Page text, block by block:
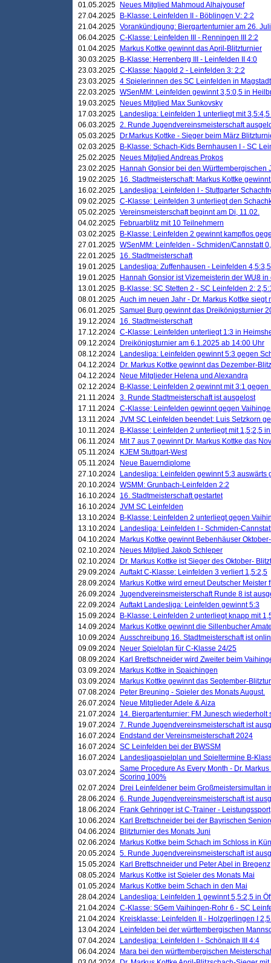
01.05.2025
Neues Mitglied Mahmoud Alhajyousef
27.04.2025
B-Klasse: Leinfelden II - Böblingen V: 2:2
21.04.2025 Vorankündigung: Biergartenturnier am 26. Juli
06.04.2025 C-Klasse: Leinfelden III - Renningen III 2:2
01.04.2025
Markus Kottke gewinnt das April-Blitzturnier
30.03.2025
B-Klasse: Herrenberg III - Leinfelden II 4:0
23.03.2025 C-Klasse: Nagold 2 - Leinfelden 3: 2:2
23.03.2025 4 Spielerinnen des SC Leinfelden in Magstadt
22.03.2025 WSenMM: Leinfelden gewinnt 3,5:0,5 in
19.03.2025
Neues Mitglied Max Sunkovsky
17.03.2025
Landesliga: Leinfelden 1 unterliegt mit
06.03.2025 2. Runde Jugendvereinsmeisterschaft
05.03.2025
Dr.Markus Kottke - Sieger beim März
02.03.2025
B-Klasse: Schach-Kids Bernhausen I - SC
25.02.2025
Neues Mitglied Andreas Prokos
23.02.2025
Hannah Gonsior bei den Württembergischen
19.02.2025 16. Stadtmeisterschaft: Markus Kottke
16.02.2025
Landesliga: Leinfelden I - Stuttgarter
09.02.2025 C-Klasse: Leinfelden 3 unterliegt den
05.02.2025 Vereinsmeisterschaft beginnt am Di, 11.02.
04.02.2025
Februarblitz mit 10 Teilnehmern
03.02.2025
B-Klasse: Leinfelden 2 gewinnt kampflos
27.01.2025 WSenMM: Leinfelden - Schmiden/Cannstatt
22.01.2025 16. Stadtmeisterschaft
19.01.2025
Landesliga: Zuffenhausen - Leinfelden 4,5:3,5
19.01.2025
Hannah Gonsior ist Vizemeisterin der WU8 in
13.01.2025
B-Klasse: SC Stetten 2 - SC Leinfelden 2:
08.01.2025 Auch im neuen Jahr - Dr. Markus Kottke
06.01.2025 Samuel Burg gewinnt das Dreikönigsturnier
19.12.2024 16. Stadtmeisterschaft
17.12.2024 C-Klasse: Leinfelden unterliegt 1:3 in
09.12.2024
Dreikönigsturnier am 6.1.2025 ab 14:00 Uhr
08.12.2024
Landesliga: Leinfelden gewinnt 5:3 gegen
04.12.2024
Dr. Markus Kottke gewinnt das Dezember-
04.12.2024
Neue Mitglieder Helena und Alexandra
02.12.2024
B-Klasse: Leinfelden 2 gewinnt mit 3:1
21.11.2024 3. Runde Stadtmeisterschaft ist ausgelost
17.11.2024 C-Klasse: Leinfelden gewinnt gegen
13.11.2024 JVM SC Leinfelden beendet: Luis Setzkorn
10.11.2024
B-Klasse: Leinfelden 2 unterliegt mit 1,5;2,5
06.11.2024
Mit 7 aus 7 gewinnt Dr. Markus Kottke das
05.11.2024
KJEM Stuttgart-West
05.11.2024
Neue Bauerndiplome
27.10.2024
Landesliga: Leinfelden gewinnt 5:3 auswärts
20.10.2024 WSMM: Grunbach-Leinfelden 2:2
16.10.2024 16. Stadtmeisterschaft gestartet
16.10.2024 JVM SC Leinfelden
13.10.2024
B-Klasse: Leinfelden 2 unterliegt gegen
13.10.2024
Landesliga: Leinfelden I - Schmiden-
04.10.2024
Markus Kottke gewinnt Bebenhäuser
02.10.2024
Neues Mitglied Jakob Schleper
02.10.2024
Dr. Markus Kottke ist Sieger des Oktober-
29.09.2024 Auftakt C-Klasse: Leinfelden 3 verliert 1,5:2,5
28.09.2024
Markus Kottke wird erneut Deutscher Meister
26.09.2024 Jugendvereinsmeisterschaft Runde 8 ist
22.09.2024 Auftakt Landesliga: Leinfelden gewinnt 5:3
15.09.2024
B-Klasse: Leinfelden 2 unterliegt knapp mit
14.09.2024
Markus Kottke gewinnt die Sillenbucher
10.09.2024 Ausschreibung 16. Stadtmeisterschaft ist
09.09.2024
Neuer Spielplan für C-Klasse 24/25
08.09.2024
Karl Brettschneider wird Zweiter beim
03.09.2024
Markus Kottke in Spaichingen
03.09.2024
Markus Kottke gewinnt das September-
07.08.2024
Peter Breuning - Spieler des Monats August.
26.07.2024
Neue Mitglieder Adele & Aiza
21.07.2024 14. Biergartenturnier: FM Junesch wiederholt
19.07.2024 7. Runde Jugendvereinsmeisterschaft ist
16.07.2024
Endstand der Vereinsmeisterschaft 2024
16.07.2024 SC Leinfelden bei der BWSSM
16.07.2024
Landesligaspielplan und Spieltermine B-
03.07.2024 Same Procedure As Every Month - Dr.
Scoring 100%
02.07.2024
Drei Leinfeldener beim Großmeistersimultan
28.06.2024 6. Runde Jugendvereinsmeisterschaft ist
18.06.2024
Frank Gehringer ist C-Trainer - Leistungssport
10.06.2024
Karl Brettschneider bei der Bayrischen
04.06.2024
Blitzturnier des Monats Juni
02.06.2024
Markus Kottke beim Schach im Schloss in
20.05.2024 5. Runde Jugendvereinsmeisterschaft ist
15.05.2024
Karl Brettschneider und Peter Abel in Bregenz
08.05.2024
Markus Kottke ist Spieler des Monats Mai
01.05.2024
Markus Kottke beim Schach in den Mai
28.04.2024
Landesliga: Leinfelden 1 gewinnt 5,5:2,5 in
21.04.2024 C-Klasse: SGem Vaihingen-Rohr 6 - SC
21.04.2024
Kreisklasse: Leinfelden II - Holzgerlingen I
13.04.2024
Leinfelden bei der württembergischen
07.04.2024
Landesliga: Leinfelden I - Schönaich III 4:4
06.04.2024
Mara bei den württembergischen